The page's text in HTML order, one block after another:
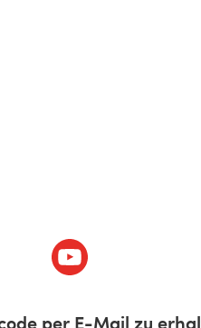
Tab)(öffnet sich in
per E-Mail zu